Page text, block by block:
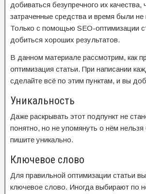
добиваться безупречного их качества,
затраченные средства и время были
Только с помощью SEO-оптимизации
добиться хороших результатов.
В данном материале рассмотрим, как
оптимизация статьи. При написании
сделайте всё по этим пунктам, и вы
Уникальность
Даже раскрывать этот подпункт не
понятно, но не упомянуть о нём
пишите уникально.
Ключевое слово
Для правильной оптимизации статьи
ключевое слово. Иногда выбирают по